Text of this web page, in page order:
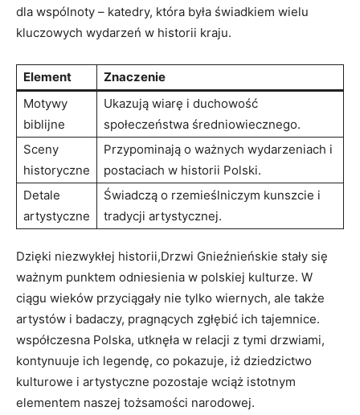
dla wspólnoty – katedry, ‍która była świadkiem wielu
kluczowych wydarzeń w historii kraju.
Element
Znaczenie
Motywy
biblijne
Ukazują ‌wiarę i duchowość
społeczeństwa średniowiecznego.
Sceny ​
historyczne
Przypominają o ważnych wydarzeniach i
postaciach w historii Polski.
Detale
artystyczne
Świadczą o ‌rzemieślniczym kunszcie i
tradycji artystycznej.
Dzięki niezwykłej ⁣historii,Drzwi Gnieźnieńskie stały się
ważnym punktem odniesienia w polskiej kulturze. W
ciągu wieków przyciągały nie ⁣tylko wiernych, ale także
artystów i badaczy, pragnących zgłębić ich tajemnice.⁣
współczesna⁤ Polska, utknęła w relacji z tymi drzwiami,
kontynuuje ich legendę, co pokazuje,‌ iż dziedzictwo
kulturowe i artystyczne pozostaje wciąż istotnym
elementem ​naszej tożsamości narodowej.